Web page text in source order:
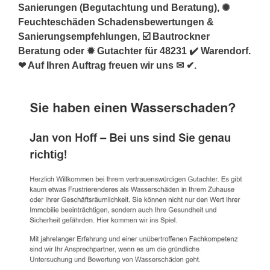
Sanierungen (Begutachtung und Beratung), ✺
Feuchteschäden Schadensbewertungen &
Sanierungsempfehlungen, ☑️ Bautrockner
Beratung oder ✹ Gutachter für 48231 ✔️ Warendorf.
❤ Auf Ihren Auftrag freuen wir uns ✉ ✔.